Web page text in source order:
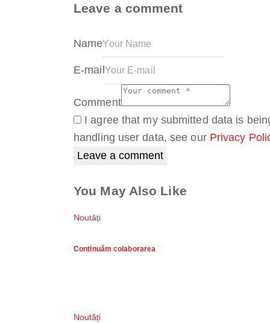
Leave a comment
Name
E-mail
Comment
I agree that my submitted data is
handling user data, see our Privacy
You May Also Like
Noutăți
Continuăm colaborarea
Noutăți